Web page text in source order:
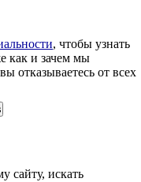
, чтобы узнать
как и зачем мы
отказываетесь от всех
сайту, искать